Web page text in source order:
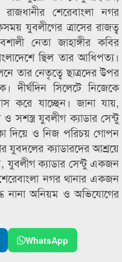
শেরেবাংলা নগর
যুবলীগের ত্রাসের রাজত্ব
নেতা জাহাঙ্গীর কবির
ছিল তার আধিপত্য।
তার নেতৃত্বে ছাত্রদের উপর
দীর্ঘদিন সিলেটে নিজেকে
করে যাচ্ছেন। জানা যায়,
যুবলীগ ক্যাডার সেন্টু
দিয়ে ও নিজ পরিচয় গোপন
যুবদলের ক্যাডারদের আশ্রয়ে
যুবলীগ ক্যাডার সেন্টু একজন
নগর থানার একজন
নানা অনিয়ম ও অভিযোগের
WhatsApp